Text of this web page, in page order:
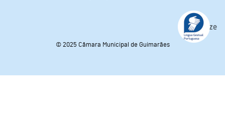
© 2025 Câmara Municipal de Guimarães